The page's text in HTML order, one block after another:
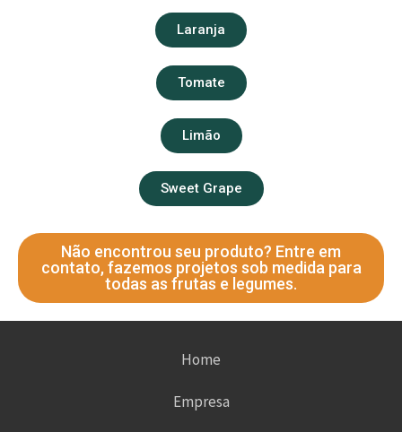
Laranja
Tomate
Limão
Sweet Grape
Não encontrou seu produto? Entre em
contato, fazemos projetos sob medida para
todas as frutas e legumes.
Home
Empresa